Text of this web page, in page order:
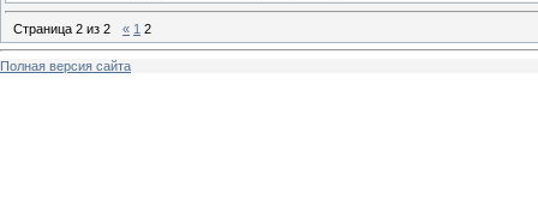
Страница 2 из 2 « 1 2
Полная версия сайта